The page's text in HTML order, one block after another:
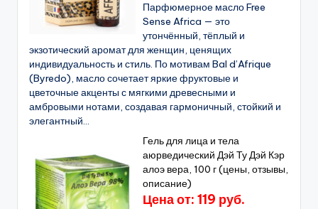
Парфюмерное масло Free
Sense Africa — это
утончённый, тёплый и
экзотический аромат для женщин, ценящих
индивидуальность и стиль. По мотивам Bal d’Afrique
(Byredo), масло сочетает яркие фруктовые и
цветочные акценты с мягкими древесными и
амбровыми нотами, создавая гармоничный, стойкий и
элегантный...
Гель для лица и тела
аюрведический Дэй Ту Дэй Кэр
алоэ вера, 100 г (цены, отзывы,
описание)
Цена от: 119 руб.